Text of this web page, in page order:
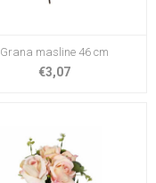
Grana masline 46 cm
€3,07